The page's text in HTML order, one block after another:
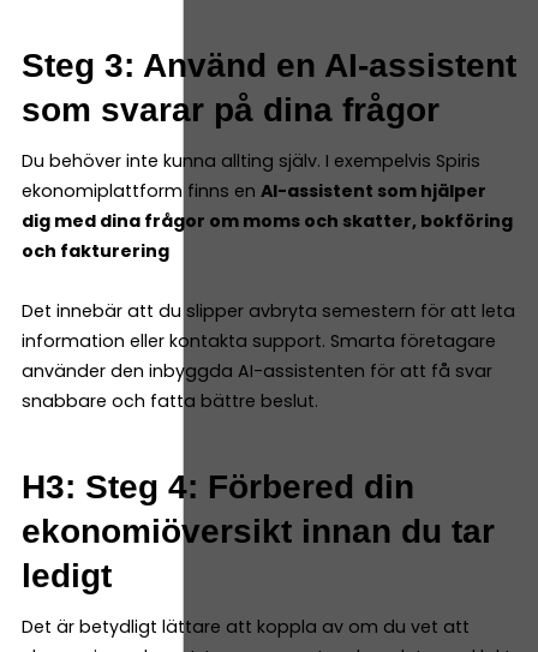
Steg 3: Använd en AI-assistent
som svarar på dina frågor
Du behöver inte kunna allting själv. I exempelvis Spiris
ekonomiplattform finns en AI-assistent som hjälper
dig med dina frågor om moms och skatter, bokföring
och fakturering
Det innebär att du slipper avbryta semestern för att leta
information eller kontakta support. Smarta företagare
använder den inbyggda AI-assistenten för att få svar
snabbare och fatta bättre beslut.
H3: Steg 4: Förbered din
ekonomiöversikt innan du tar
ledigt
Det är betydligt lättare att koppla av om du vet att